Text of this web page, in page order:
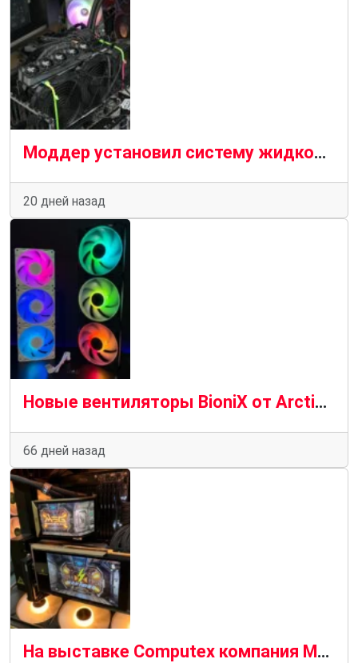
Моддер установил систему жидкостного охлаждения «все в одном» и 11 вентиляторов на видеокарту Nvidia GeForce RTX 3080, температура упала на 33°C
20 дней назад
Новые вентиляторы BioniX от Arctic — это новый подход к последовательному подключению для эффективного охлаждения без лишних деталей
66 дней назад
На выставке Computex компания MSI представила необычные воздушные и жидкостные кулеры с большими экранами для отображения системной статистики